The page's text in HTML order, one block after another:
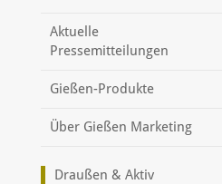
Aktuelle
Pressemitteilungen
Gießen-Produkte
Über Gießen Marketing
Draußen & Aktiv